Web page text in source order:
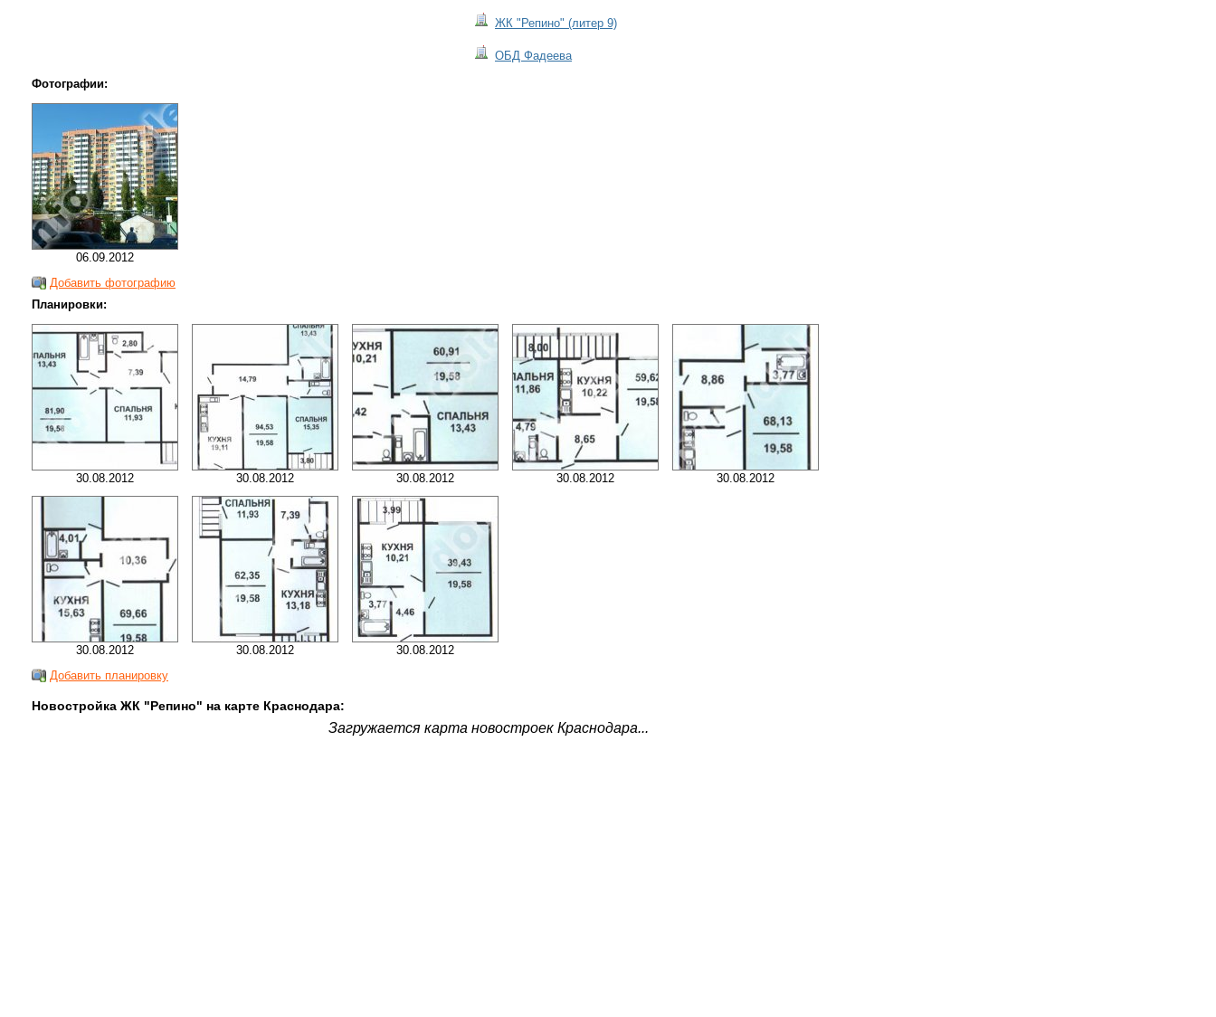
ЖК "Репино" (литер 9)
ОБД Фадеева
Фотографии:
06.09.2012
Добавить фотографию
Планировки:
30.08.2012 30.08.2012 30.08.2012 30.08.2012 30.08.2012
30.08.2012 30.08.2012
30.08.2012
Добавить планировку
Новостройка ЖК "Репино" на карте Краснодара:
Загружается карта новостроек Краснодара...